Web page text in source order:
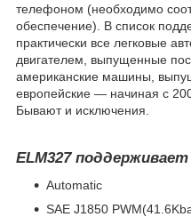
телефоном (необходимо
обеспечение). В список
практически все легковые
двигателем, выпущенные
американские машины,
европейские ― начиная с
Бывают и исключения.
ELM327
Automatic
SAE J1850